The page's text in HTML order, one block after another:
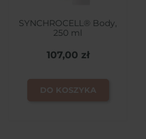
SYNCHROCELL® Body,
250 ml
107,00 zł
DO KOSZYKA